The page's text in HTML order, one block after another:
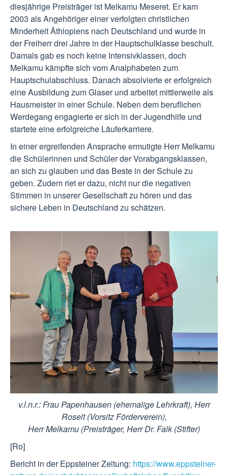
diesjährige Preisträger ist Melkamu Meseret. Er kam
2003 als Angehöriger einer verfolgten christlichen
Minderheit Äthiopiens nach Deutschland und wurde in
der Freiherr drei Jahre in der Hauptschulklasse beschult.
Damals gab es noch keine Intensivklassen, doch
Melkamu kämpfte sich vom Analphabeten zum
Hauptschulabschluss. Danach absolvierte er erfolgreich
eine Ausbildung zum Glaser und arbeitet mittlerweile als
Hausmeister in einer Schule. Neben dem beruflichen
Werdegang engagierte er sich in der Jugendhilfe und
startete eine erfolgreiche Läuferkarriere.
In einer ergreifenden Ansprache ermutigte Herr Melkamu
die Schülerinnen und Schüler der Vorabgangsklassen,
an sich zu glauben und das Beste in der Schule zu
geben. Zudem riet er dazu, nicht nur die negativen
Stimmen in unserer Gesellschaft zu hören und das
sichere Leben in Deutschland zu schätzen.
v.l.n.r.: Frau Papenhausen (ehemalige Lehrkraft), Herr
Roselt (Vorsitz Förderverein),
Herr Melkamu (Preisträger, Herr Dr. Falk (Stifter)
[Ro]
Bericht in der Eppsteiner Zeitung: https://www.eppsteiner-